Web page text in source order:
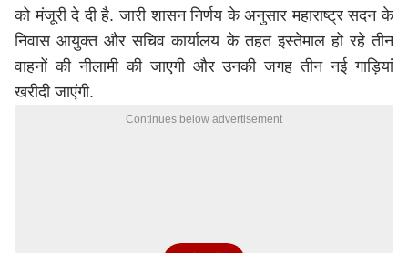
को मंजूरी दे दी है. जारी शासन निर्णय के अनुसार महाराष्ट्र सदन के
निवास आयुक्त और सचिव कार्यालय के तहत इस्तेमाल हो रहे तीन
वाहनों की नीलामी की जाएगी और उनकी जगह तीन नई गाड़ियां
खरीदी जाएंगी.
Continues below advertisement